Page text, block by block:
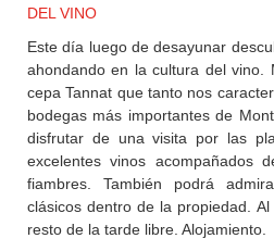
DEL VINO
Este día luego de desayunar
ahondando en la cultura del vino.
cepa Tannat que tanto nos
bodegas más importantes de
disfrutar de una visita por las
excelentes vinos acompañados
fiambres. También podrá
clásicos dentro de la propiedad.
resto de la tarde libre. Alojamiento.